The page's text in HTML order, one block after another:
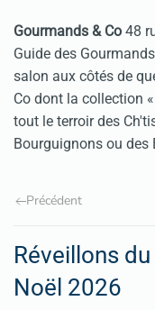
Gourmands & Co 48
Guide des
salon aux côtés de
Co dont la collection
tout le terroir des
Bourguignons ou des
Précédent
Réveillons
Noël 2026